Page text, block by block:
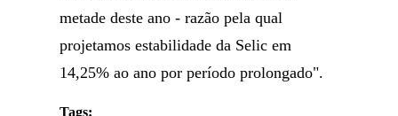
metade deste ano - razão pela qual
projetamos estabilidade da Selic em
14,25% ao ano por período prolongado".
Tags: